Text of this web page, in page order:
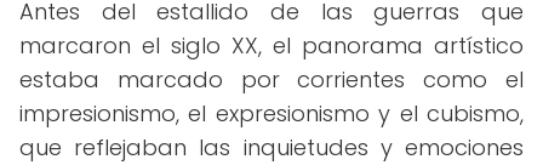
Antes del estallido de las guerras que
marcaron el siglo XX, el panorama artístico
estaba marcado por corrientes como el
impresionismo, el expresionismo y el cubismo,
que reflejaban las inquietudes y emociones